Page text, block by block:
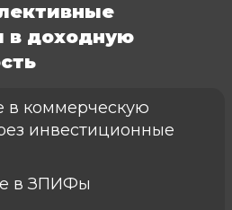
в доходную
в коммерческую
инвестиционные
в ЗПИФы